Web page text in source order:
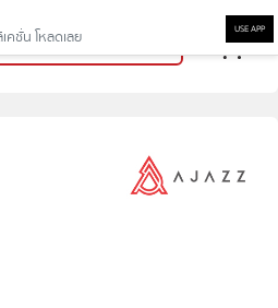
ชั่น โหลดเลย
USE APP